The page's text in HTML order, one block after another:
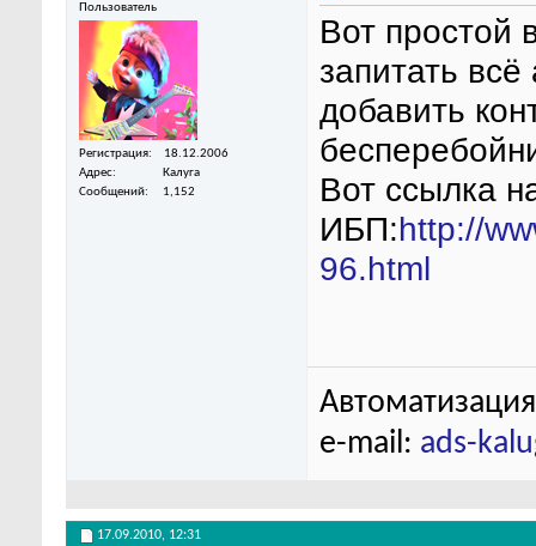
Пользователь
Регистрация
18.12.2006
Адрес
Калуга
Сообщений
1,152
Вот простой
запитать
добавить
Вот ссылка
ИБП:http://
96.html
e-mail: ads-
17.09.2010, 12:31